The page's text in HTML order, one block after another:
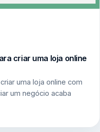
criar uma loja online
uma loja online com
um negócio acaba